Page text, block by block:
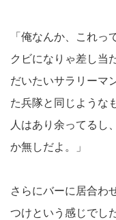
「俺なんか、これっ
クビになりゃ差し当
だいたいサラリーマ
た兵隊と同じような
人はあり余ってるし
か無しだよ。」
さらにバーに居合わ
つけという感じでし